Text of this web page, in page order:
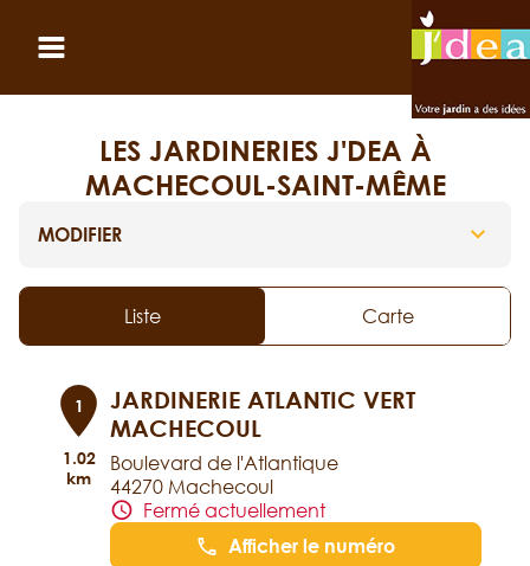
LES JARDINERIES J'DEA À
MACHECOUL-SAINT-MÊME
MODIFIER
Liste Carte
1
1.02
km
JARDINERIE ATLANTIC VERT
MACHECOUL
Boulevard de l'Atlantique
44270 Machecoul
Fermé actuellement
Afficher le numéro